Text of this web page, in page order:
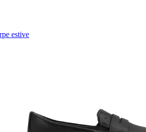
estive